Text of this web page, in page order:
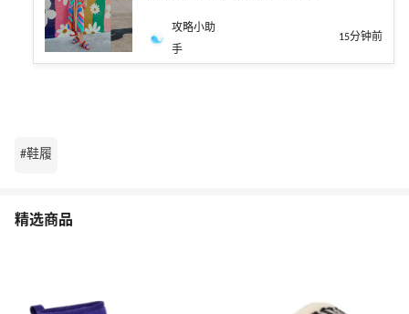
攻略小助
手
15分钟前
#鞋履
精选商品